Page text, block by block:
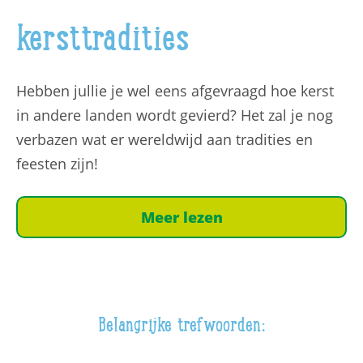
De medische term voor deze visuele stoornis is
amblyopie (lui oog). In die gevallen kan de
amblyopiebehandeling worden opgestart. Het
goede of beter ziende oog van het kind wordt
afgeplakt zodat de hersenen gedwongen
worden de visuele indrukken van het
scheelziende oog te gebruiken. Op deze manier
wordt het gezichtsvermogen getraind. Het
gezichtsvermogen wordt meestal verbeterd
Wanneer moet scheelzien worden behandeld?
kersttradities
Hebben jullie je wel eens afgevraagd hoe kerst
in andere landen wordt gevierd? Het zal je nog
verbazen wat er wereldwijd aan tradities en
feesten zijn!
Meer lezen
Belangrijke trefwoorden: